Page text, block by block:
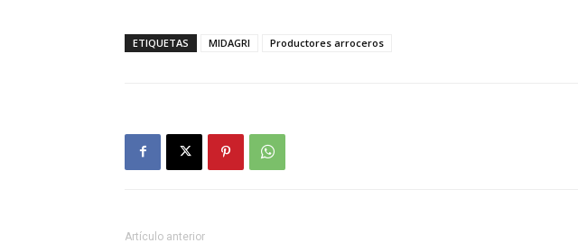
ETIQUETAS MIDAGRI Productores arroceros
Artículo anterior